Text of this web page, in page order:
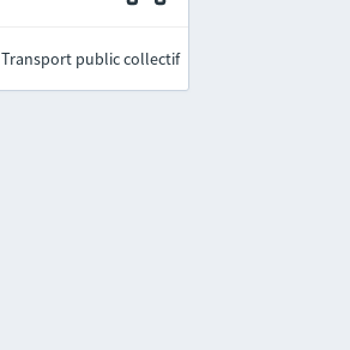
Transport public collectif